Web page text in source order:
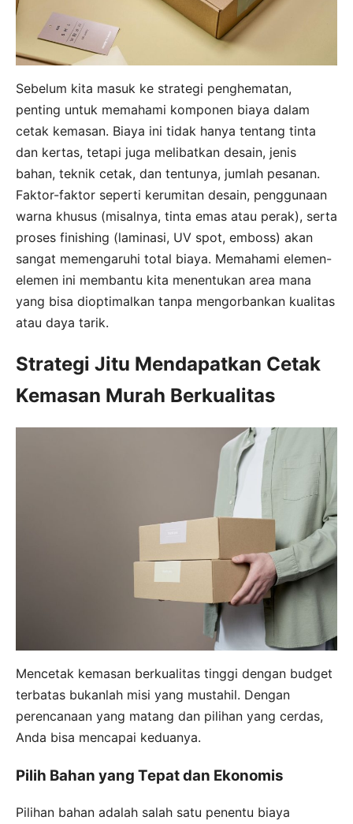
Sebelum kita masuk ke strategi penghematan,
penting untuk memahami komponen biaya dalam
cetak kemasan. Biaya ini tidak hanya tentang tinta
dan kertas, tetapi juga melibatkan desain, jenis
bahan, teknik cetak, dan tentunya, jumlah pesanan.
Faktor-faktor seperti kerumitan desain, penggunaan
warna khusus (misalnya, tinta emas atau perak), serta
proses finishing (laminasi, UV spot, emboss) akan
sangat memengaruhi total biaya. Memahami elemen-
elemen ini membantu kita menentukan area mana
yang bisa dioptimalkan tanpa mengorbankan kualitas
atau daya tarik.
Strategi Jitu Mendapatkan Cetak
Kemasan Murah Berkualitas
Mencetak kemasan berkualitas tinggi dengan budget
terbatas bukanlah misi yang mustahil. Dengan
perencanaan yang matang dan pilihan yang cerdas,
Anda bisa mencapai keduanya.
Pilih Bahan yang Tepat dan Ekonomis
Pilihan bahan adalah salah satu penentu biaya